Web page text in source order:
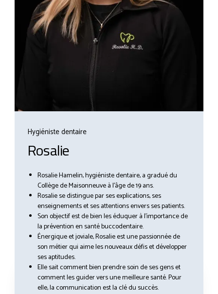
Hygiéniste dentaire
Rosalie
Rosalie Hamelin, hygiéniste dentaire, a gradué du
Collège de Maisonneuve à l’âge de 19 ans.
Rosalie se distingue par ses explications, ses
enseignements et ses attentions envers ses patients.
Son objectif est de bien les éduquer à l’importance de
la prévention en santé buccodentaire.
Énergique et joviale, Rosalie est une passionnée de
son métier qui aime les nouveaux défis et développer
ses aptitudes.
Elle sait comment bien prendre soin de ses gens et
comment les guider vers une meilleure santé. Pour
elle, la communication est la clé du succès.